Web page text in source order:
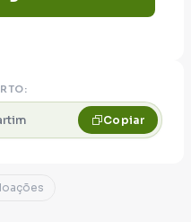
com firmeza,
vem junto.
Copiar